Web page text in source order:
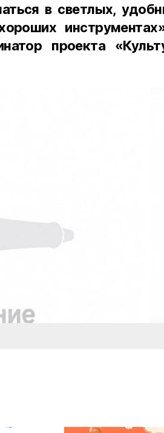
в светлых,
проекта